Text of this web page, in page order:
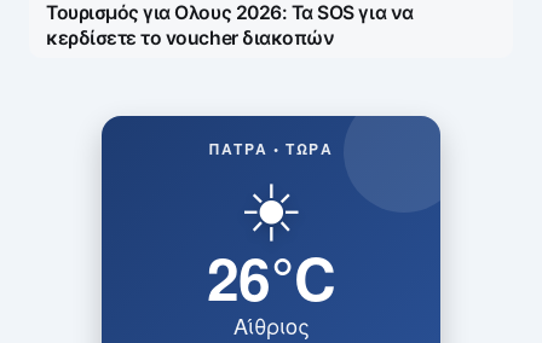
Τουρισμός για Ολους 2026: Τα SOS για να
κερδίσετε το voucher διακοπών
ΠΆΤΡΑ • ΤΏΡΑ
☀️
26°C
Αίθριος